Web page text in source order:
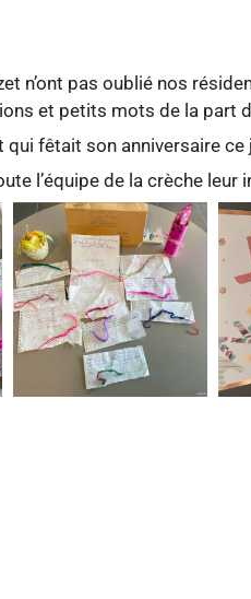
n’ont pas oublié nos
et petits mots de la part
fêtait son anniversaire ce
l’équipe de la crèche leur